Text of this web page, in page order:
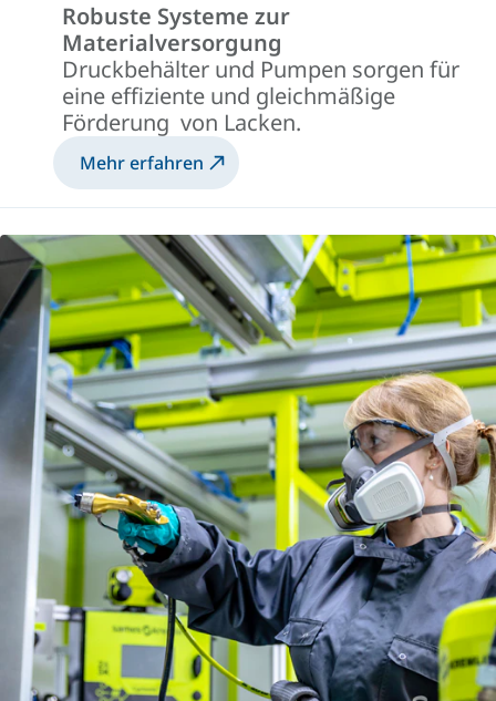
Robuste Systeme zur
Materialversorgung
Druckbehälter und Pumpen sorgen für
eine effiziente und gleichmäßige
Förderung von Lacken.
Mehr erfahren